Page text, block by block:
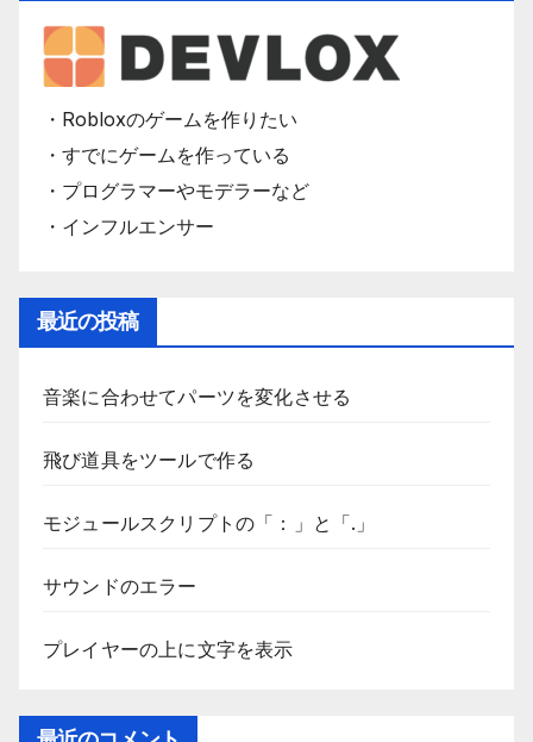
・Robloxのゲームを作りたい
・すでにゲームを作っている
・プログラマーやモデラーなど
・インフルエンサー
最近の投稿
音楽に合わせてパーツを変化させる
飛び道具をツールで作る
モジュールスクリプトの「：」と「.」
サウンドのエラー
プレイヤーの上に文字を表示